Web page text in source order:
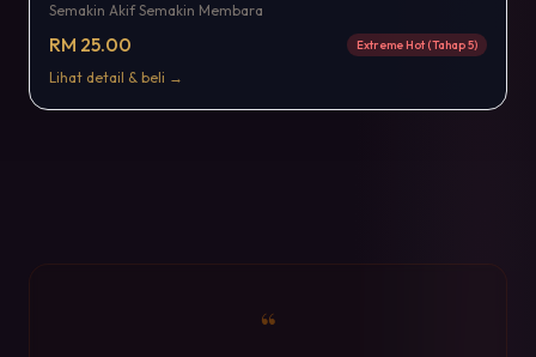
Semakin Akif Semakin Membara
RM 25.00 Extreme Hot (Tahap 5)
Lihat detail & beli →
“